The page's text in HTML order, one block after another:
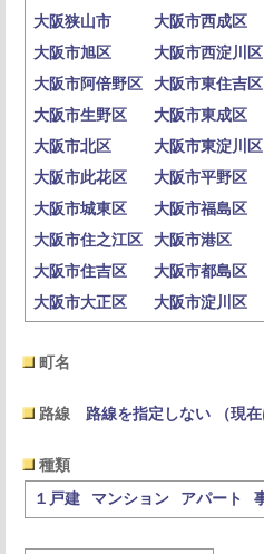
大阪狭山市
大阪市西成区
大阪市旭区
大阪市西淀川区
大阪市阿倍野区
大阪市東住吉区
大阪市生野区
大阪市東成区
大阪市北区
大阪市東淀川区
大阪市此花区
大阪市平野区
大阪市城東区
大阪市福島区
大阪市住之江区
大阪市港区
大阪市住吉区
大阪市都島区
大阪市大正区
大阪市淀川区
町名
路線 路線を指定しない （現在
種類
１戸建
マンション アパート